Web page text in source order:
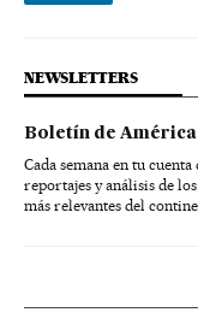
NEWSLETTERS
Boletín de América
Cada semana en tu
reportajes y análisis de
más relevantes del